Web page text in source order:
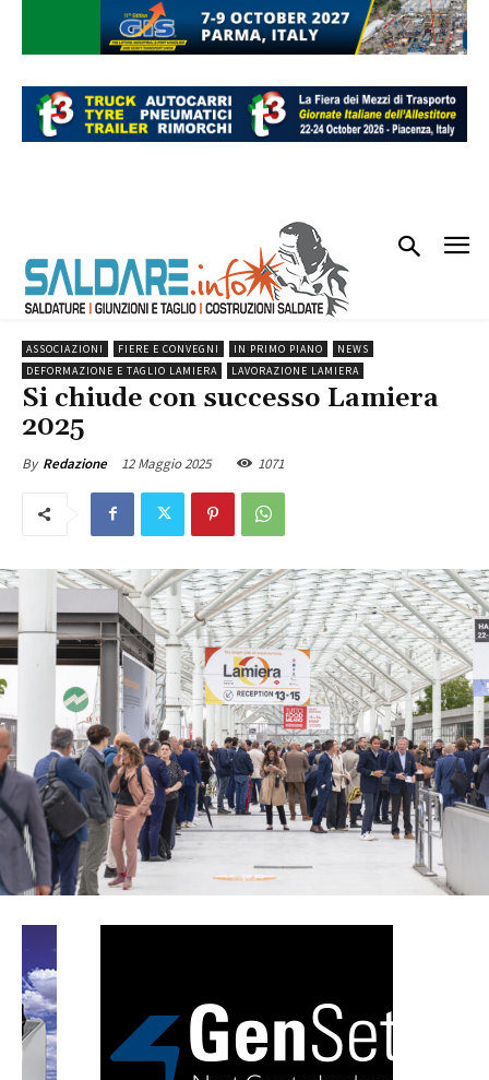
ASSOCIAZIONI FIERE E CONVEGNI IN PRIMO PIANO
NEWS
DEFORMAZIONE E TAGLIO LAMIERA
LAVORAZIONE LAMIERA
Si chiude con successo Lamiera
2025
By Redazione 12 Maggio 2025 1071